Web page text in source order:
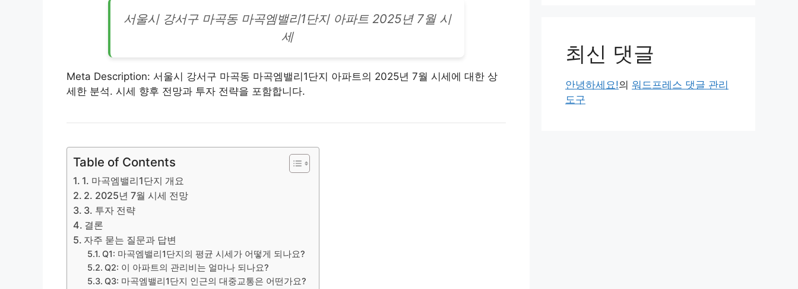
서울시 강서구 마곡동 마곡엠밸리1단지 아파트 2025년 7월 시
세
Meta Description: 서울시 강서구 마곡동 마곡엠밸리1단지 아파트의 2025년 7월 시세에 대한 상
세한 분석. 시세 향후 전망과 투자 전략을 포함합니다.
Table of Contents
1. 마곡엠밸리1단지 개요
2. 2025년 7월 시세 전망
3. 투자 전략
결론
자주 묻는 질문과 답변
Q1: 마곡엠밸리1단지의 평균 시세가 어떻게 되나요?
Q2: 이 아파트의 관리비는 얼마나 되나요?
Q3: 마곡엠밸리1단지 인근의 대중교통은 어떤가요?
최신 댓글
안녕하세요!의 워드프레스 댓글 관리
도구